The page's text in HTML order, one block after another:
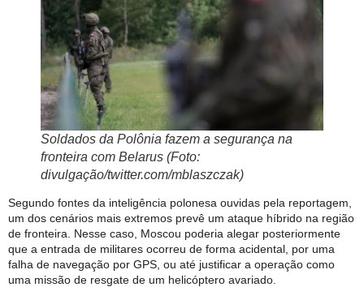
Soldados da Polônia fazem a segurança na
fronteira com Belarus (Foto:
divulgação/twitter.com/mblaszczak)
Segundo fontes da inteligência polonesa ouvidas pela reportagem,
um dos cenários mais extremos prevê um ataque híbrido na região
de fronteira. Nesse caso, Moscou poderia alegar posteriormente
que a entrada de militares ocorreu de forma acidental, por uma
falha de navegação por GPS, ou até justificar a operação como
uma missão de resgate de um helicóptero avariado.